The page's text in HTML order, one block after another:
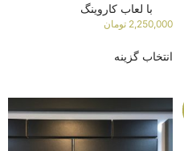
با لعاب کاروینگ
2,250,000 تومان
انتخاب گزینه